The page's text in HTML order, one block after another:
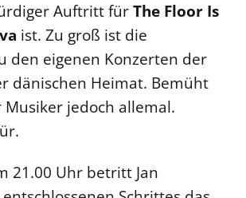
Auftritt fürThe Floor Is
ist. Zu groß ist die
den eigenen Konzerten der
dänischen Heimat. Bemüht
Musiker jedoch allemal.
21.00 Uhr betritt Jan